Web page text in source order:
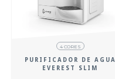
4 CORES
PURIFICADOR DE AGUA
EVEREST SLIM